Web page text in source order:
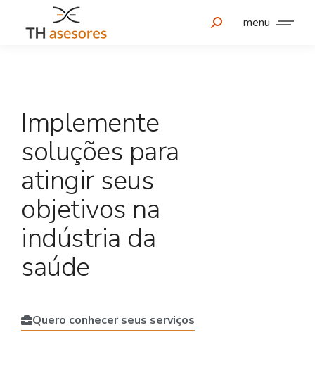
menu
Implemente
soluções para
atingir seus
objetivos na
indústria da
saúde
Quero conhecer seus serviços